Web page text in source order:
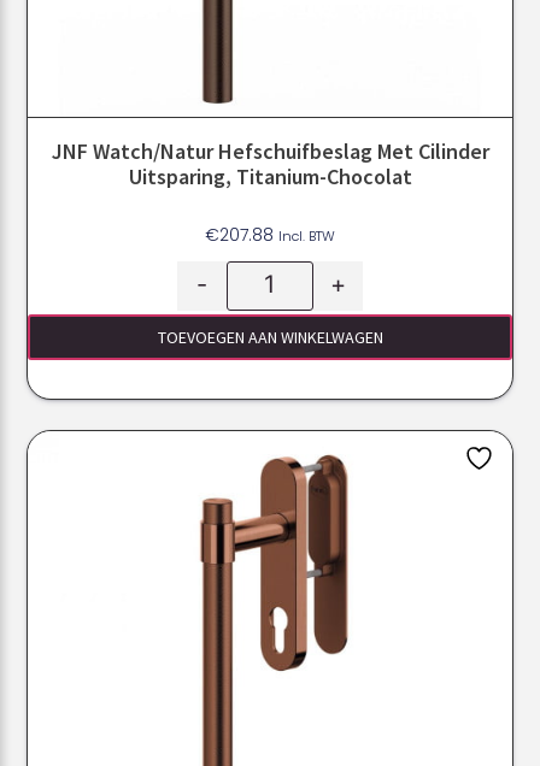
JNF Watch/Natur Hefschuifbeslag Met Cilinder
Uitsparing, Titanium-Chocolat
€207.88 Incl. BTW
- +
TOEVOEGEN AAN WINKELWAGEN